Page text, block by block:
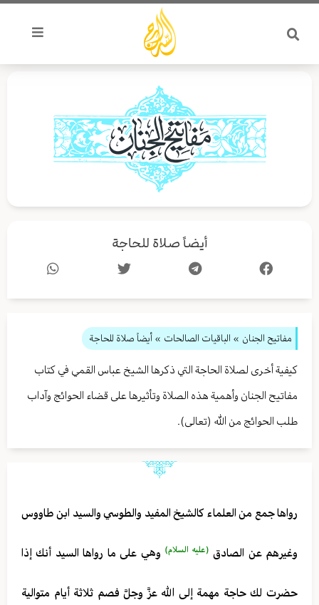
تخطي
المحتوى
أيضاً صلاة للحاجة
مفاتيح الجنان » الباقيات الصالحات » أيضاً صلاة للحاجة
كيفية أخرى لصلاة الحاجة التي ذكرها الشيخ عباس القمي في كتاب
مفاتيح الجنان وأهمية هذه الصلاة وتأثيرها على قضاء الحوائج وآداب
طلب الحوائج من الله (تعالى).
رواها جمع من العلماء كالشيخ المفيد والطوسي والسيد ابن طاووس
وغيرهم عن الصادق (عليه السلام) وهي على ما رواها السيد أنك إذا
حضرت لك حاجة مهمة إلى الله عزَّ وجلَّ فصم ثلاثة أيام متوالية